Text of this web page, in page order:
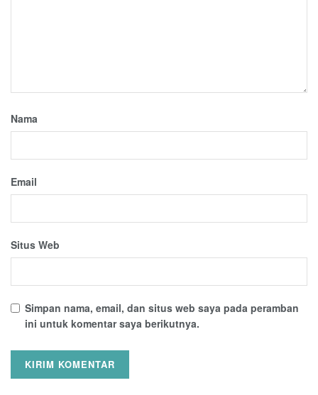
Nama
Email
Situs Web
Simpan nama, email, dan situs web saya pada peramban
ini untuk komentar saya berikutnya.